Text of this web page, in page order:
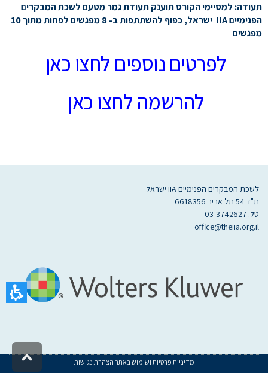
תעודה: למסיימי הקורס תוענק תעודת גמר מטעם לשכת המבקרים
הפנימיים IIA ישראל, כפוף להשתתפות ב- 8 מפגשים לפחות מתוך 10
מפגשים
לפרטים נוספים לחצו כאן
להרשמה לחצו כאן
לשכת המבקרים הפנימיים IIA ישראל
ת"ד 54 תל אביב 6618356
טל. 03-3742627
office@theiia.org.il
מדיניות פרטיות ושימוש באתר הצהרת נגישות
גלילה